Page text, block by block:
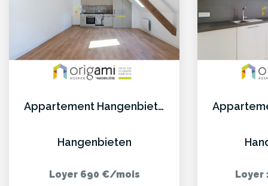
Appartement Hangenbieten 2 pièce(s) 37.16 m²
Hangenbieten
Loyer 690 €/mois Loyer